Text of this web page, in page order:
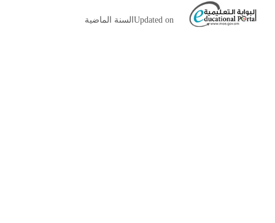
Updated on السنة الماضية